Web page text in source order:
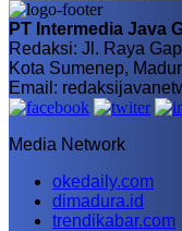
PT Intermedia Java
Redaksi: Jl. Raya
Kota Sumenep,
Email:
Media Network
okedaily.com
dimadura.id
trendikabar.com